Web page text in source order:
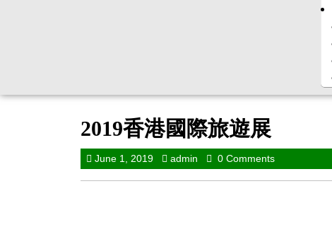
2019香港國際旅遊展
June 1, 2019 admin 0 Comments